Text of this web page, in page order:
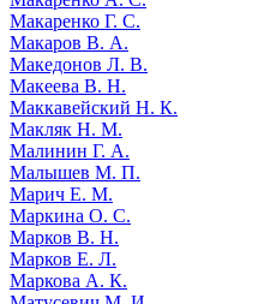
Макаренко Г. С.
Макаров В. А.
Македонов Л. В.
Макеева В. Н.
Маккавейский Н. К.
Макляк Н. М.
Малинин Г. А.
Малышев М. П.
Марич Е. М.
Маркина О. С.
Марков В. Н.
Марков Е. Л.
Маркова А. К.